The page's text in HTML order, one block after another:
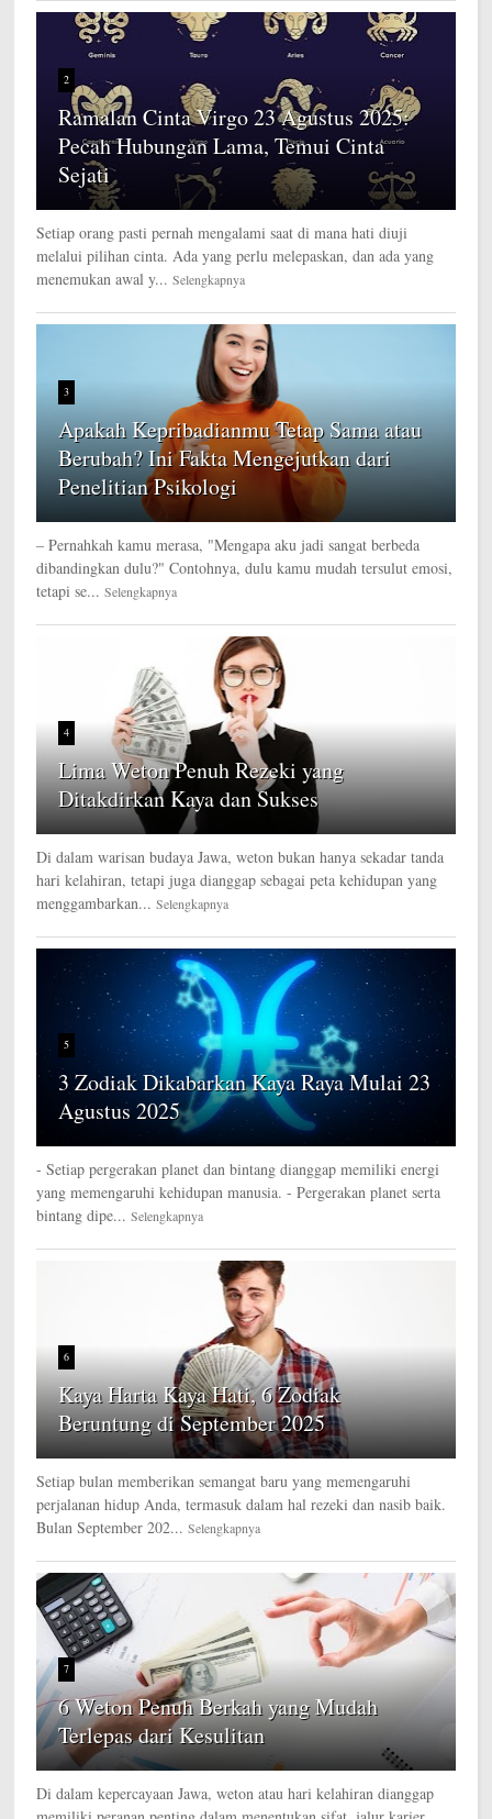
2
Ramalan Cinta Virgo 23 Agustus 2025:
Pecah Hubungan Lama, Temui Cinta
Sejati
Setiap orang pasti pernah mengalami saat di mana hati diuji
melalui pilihan cinta. Ada yang perlu melepaskan, dan ada yang
menemukan awal y... Selengkapnya
3
Apakah Kepribadianmu Tetap Sama atau
Berubah? Ini Fakta Mengejutkan dari
Penelitian Psikologi
– Pernahkah kamu merasa, "Mengapa aku jadi sangat berbeda
dibandingkan dulu?" Contohnya, dulu kamu mudah tersulut emosi,
tetapi se... Selengkapnya
4
Lima Weton Penuh Rezeki yang
Ditakdirkan Kaya dan Sukses
Di dalam warisan budaya Jawa, weton bukan hanya sekadar tanda
hari kelahiran, tetapi juga dianggap sebagai peta kehidupan yang
menggambarkan... Selengkapnya
5
3 Zodiak Dikabarkan Kaya Raya Mulai 23
Agustus 2025
- Setiap pergerakan planet dan bintang dianggap memiliki energi
yang memengaruhi kehidupan manusia. - Pergerakan planet serta
bintang dipe... Selengkapnya
6
Kaya Harta Kaya Hati, 6 Zodiak
Beruntung di September 2025
Setiap bulan memberikan semangat baru yang memengaruhi
perjalanan hidup Anda, termasuk dalam hal rezeki dan nasib baik.
Bulan September 202... Selengkapnya
7
6 Weton Penuh Berkah yang Mudah
Terlepas dari Kesulitan
Di dalam kepercayaan Jawa, weton atau hari kelahiran dianggap